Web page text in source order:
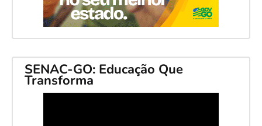
SENAC-GO: Educação Que
Transforma